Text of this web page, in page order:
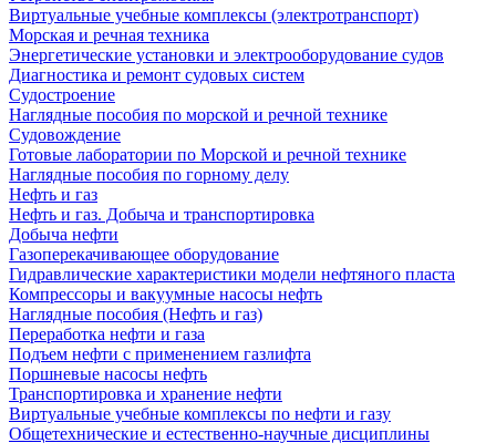
Виртуальные учебные комплексы (электротранспорт)
Морская и речная техника
Энергетические установки и электрооборудование судов
Диагностика и ремонт судовых систем
Судостроение
Наглядные пособия по морской и речной технике
Судовождение
Готовые лаборатории по Морской и речной технике
Наглядные пособия по горному делу
Нефть и газ
Нефть и газ. Добыча и транспортировка
Добыча нефти
Газоперекачивающее оборудование
Гидравлические характеристики модели нефтяного пласта
Компрессоры и вакуумные насосы нефть
Наглядные пособия (Нефть и газ)
Переработка нефти и газа
Подъем нефти с применением газлифта
Поршневые насосы нефть
Транспортировка и хранение нефти
Виртуальные учебные комплексы по нефти и газу
Общетехнические и естественно-научные дисциплины